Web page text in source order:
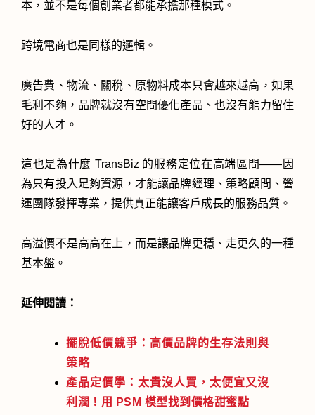
本，並不是每個創業者都能承擔那種模式。
跨境電商也是同樣的邏輯。
廣告費、物流、關稅、原物料成本只會越來越高，如果
毛利不夠，品牌就沒有空間優化產品、也沒有能力留住
好的人才。
這也是為什麼 TransBiz 的服務定位在高端區間——因
為只有投入足夠資源，才能讓品牌經理、策略顧問、營
運團隊發揮專業，提供真正能讓客戶成長的服務品質。
高溢價不是高高在上，而是讓品牌更穩、走更久的一種
基本盤。
延伸閱讀：
擺脫低價競爭：高價品牌的生存法則與
策略
產品定價學：太貴沒人買，太便宜又沒
利潤！用 PSM 模型找到價格甜蜜點